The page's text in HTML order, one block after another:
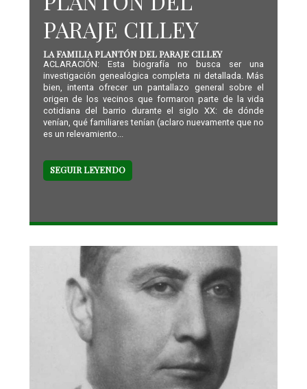
PARAJE CILLEY
LA FAMILIA PLANTÓN DEL PARAJE CILLEY
ACLARACIÓN: Esta biografía no busca ser una
investigación genealógica completa ni detallada. Más
bien, intenta ofrecer un pantallazo general sobre el
origen de los vecinos que formaron parte de la vida
cotidiana del barrio durante el siglo XX: de dónde
venían, qué familiares tenían (aclaro nuevamente que no
es un relevamiento...
SEGUIR LEYENDO